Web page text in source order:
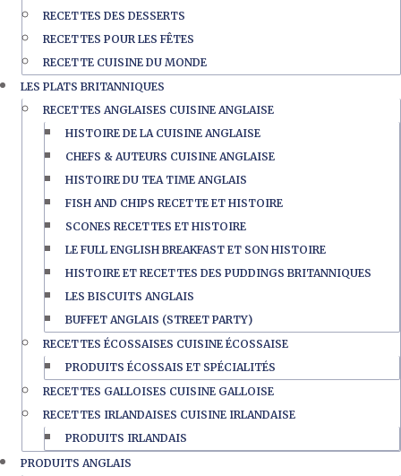
RECETTES DES DESSERTS
RECETTES POUR LES FÊTES
RECETTE CUISINE DU MONDE
LES PLATS BRITANNIQUES
RECETTES ANGLAISES CUISINE ANGLAISE
HISTOIRE DE LA CUISINE ANGLAISE
CHEFS & AUTEURS CUISINE ANGLAISE
HISTOIRE DU TEA TIME ANGLAIS
FISH AND CHIPS RECETTE ET HISTOIRE
SCONES RECETTES ET HISTOIRE
LE FULL ENGLISH BREAKFAST ET SON HISTOIRE
HISTOIRE ET RECETTES DES PUDDINGS BRITANNIQUES
LES BISCUITS ANGLAIS
BUFFET ANGLAIS (STREET PARTY)
RECETTES ÉCOSSAISES CUISINE ÉCOSSAISE
PRODUITS ÉCOSSAIS ET SPÉCIALITÉS
RECETTES GALLOISES CUISINE GALLOISE
RECETTES IRLANDAISES CUISINE IRLANDAISE
PRODUITS IRLANDAIS
PRODUITS ANGLAIS